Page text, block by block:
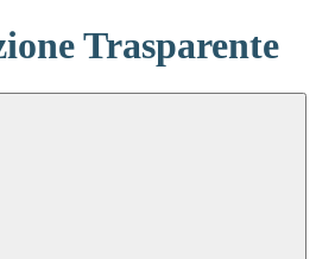
Trasparente